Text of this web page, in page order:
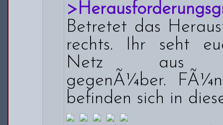
Betretet das
rechts. Ihr seht
Netz aus
gegenÃ¼ber.
befinden sich in